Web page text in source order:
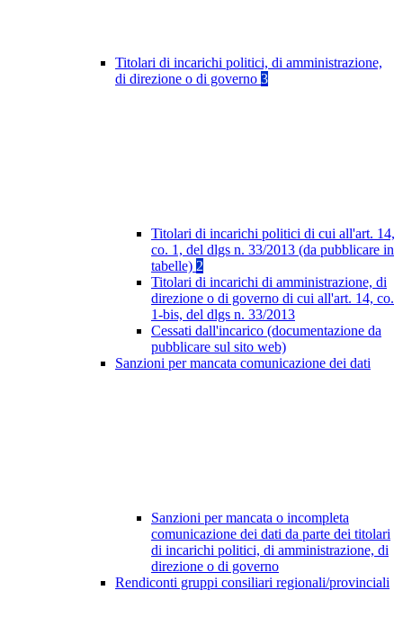
Titolari di incarichi politici, di amministrazione,
di direzione o di governo 3
Titolari di incarichi politici di cui all'art. 14,
co. 1, del dlgs n. 33/2013 (da pubblicare in
tabelle) 2
Titolari di incarichi di amministrazione, di
direzione o di governo di cui all'art. 14, co.
1-bis, del dlgs n. 33/2013
Cessati dall'incarico (documentazione da
pubblicare sul sito web)
Sanzioni per mancata comunicazione dei dati
Sanzioni per mancata o incompleta
comunicazione dei dati da parte dei titolari
di incarichi politici, di amministrazione, di
direzione o di governo
Rendiconti gruppi consiliari regionali/provinciali